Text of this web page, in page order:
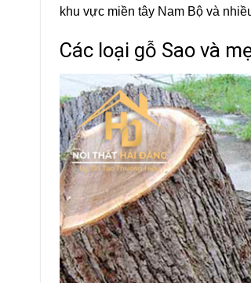
khu vực miền tây Nam Bộ và
Các loại gỗ Sao và